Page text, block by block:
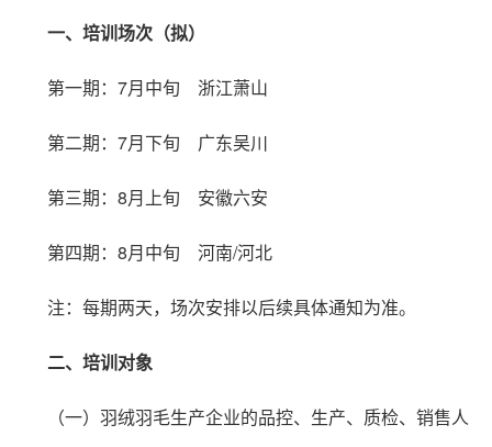
一、培训场次（拟）
第一期：7月中旬 浙江萧山
第二期：7月下旬 广东吴川
第三期：8月上旬 安徽六安
第四期：8月中旬 河南/河北
注：每期两天，场次安排以后续具体通知为准。
二、培训对象
（一）羽绒羽毛生产企业的品控、生产、质检、销售人